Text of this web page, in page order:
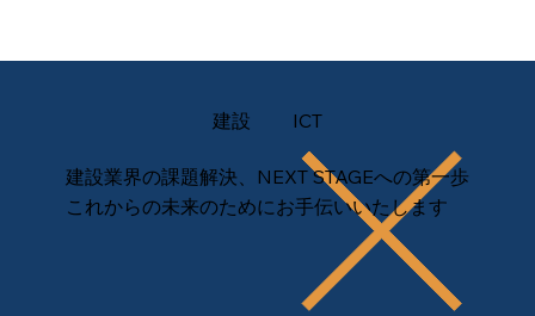
建設 ICT
建設業界の課題解決、NEXT STAGEへの第一歩
これからの未来のためにお手伝いいたします